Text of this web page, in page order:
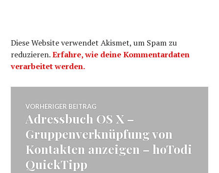
Diese Website verwendet Akismet, um Spam zu
reduzieren.Erfahre, wie deine Kommentardaten
verarbeitet werden.
Beitragsnavigation
VORHERIGER BEITRAG
Vorheriger
Beitrag:
Adressbuch OS X –
Gruppenverknüpfung von
Kontakten anzeigen – hoTodi
QuickTipp